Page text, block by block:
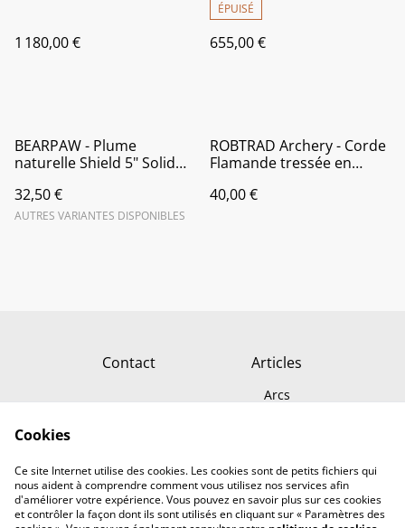
1 180,00 €
ÉPUISÉ
655,00 €
BEARPAW - Plume
naturelle Shield 5" Solid
32,50 €
AUTRES VARIANTES DISPONIBLES
ROBTRAD Archery - Corde
Flamande tressée en
40,00 €
Contact Articles
Arcs
Conditions générales
Politique de
confidentialité
Cookies
Ce site Internet utilise des cookies. Les cookies sont de petits fichiers qui
nous aident à comprendre comment vous utilisez nos services afin
d'améliorer votre expérience. Vous pouvez en savoir plus sur ces cookies
et contrôler la façon dont ils sont utilisés en cliquant sur « Paramètres des